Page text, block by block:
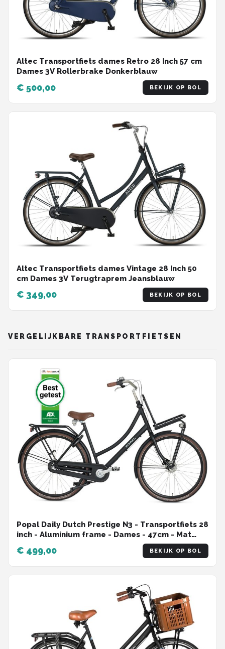
Altec Transportfiets dames Retro 28 Inch 57 cm
Dames 3V Rollerbrake Donkerblauw
€ 500,00 BEKIJK OP BOL
Altec Transportfiets dames Vintage 28 Inch 50
cm Dames 3V Terugtraprem Jeansblauw
€ 349,00 BEKIJK OP BOL
VERGELIJKBARE TRANSPORTFIETSEN
Popal Daily Dutch Prestige N3 - Transportfiets 28
inch - Aluminium frame - Dames - 47cm - Mat
€ 499,00 BEKIJK OP BOL